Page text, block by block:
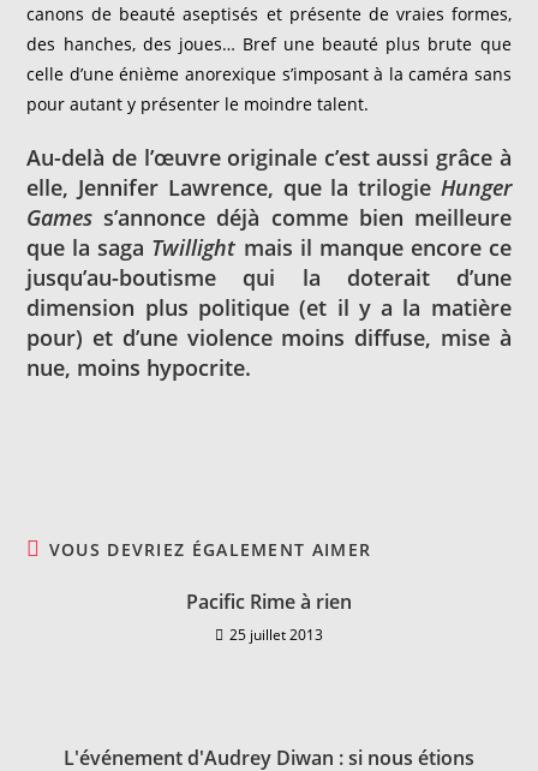
canons de beauté aseptisés et présente de vraies formes,
des hanches, des joues… Bref une beauté plus brute que
celle d’une énième anorexique s’imposant à la caméra sans
pour autant y présenter le moindre talent.
Au-delà de l’œuvre originale c’est aussi grâce à
elle, Jennifer Lawrence, que la trilogie Hunger
Games s’annonce déjà comme bien meilleure
que la saga Twillight mais il manque encore ce
jusqu’au-boutisme qui la doterait d’une
dimension plus politique (et il y a la matière
pour) et d’une violence moins diffuse, mise à
nue, moins hypocrite.
VOUS DEVRIEZ ÉGALEMENT AIMER
Pacific Rime à rien
25 juillet 2013
L'événement d'Audrey Diwan : si nous étions